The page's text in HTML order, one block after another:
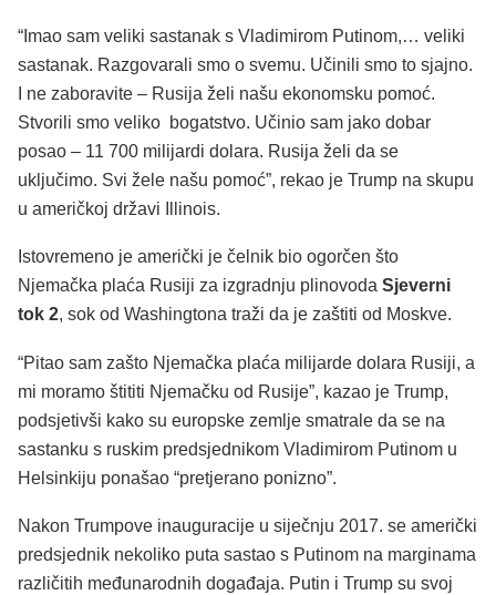
“Imao sam veliki sastanak s Vladimirom Putinom,… veliki
sastanak. Razgovarali smo o svemu. Učinili smo to sjajno.
I ne zaboravite – Rusija želi našu ekonomsku pomoć.
Stvorili smo veliko bogatstvo. Učinio sam jako dobar
posao – 11 700 milijardi dolara. Rusija želi da se
uključimo. Svi žele našu pomoć”, rekao je Trump na skupu
u američkoj državi Illinois.
Istovremeno je američki je čelnik bio ogorčen što
Njemačka plaća Rusiji za izgradnju plinovoda Sjeverni
tok 2, sok od Washingtona traži da je zaštiti od Moskve.
“Pitao sam zašto Njemačka plaća milijarde dolara Rusiji, a
mi moramo štititi Njemačku od Rusije”, kazao je Trump,
podsjetivši kako su europske zemlje smatrale da se na
sastanku s ruskim predsjednikom Vladimirom Putinom u
Helsinkiju ponašao “pretjerano ponizno”.
Nakon Trumpove inauguracije u siječnju 2017. se američki
predsjednik nekoliko puta sastao s Putinom na marginama
različitih međunarodnih događaja. Putin i Trump su svoj